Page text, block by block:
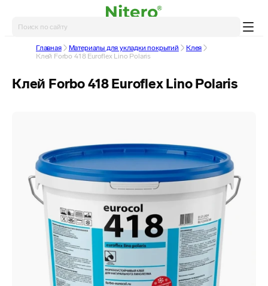
Главная Материалы для укладки покрытий
Клея
Клей Forbo 418 Euroflex Lino Polaris
Клей Forbo 418 Euroflex Lino Polaris